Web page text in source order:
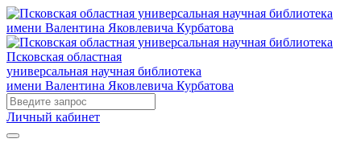
Псковская областная
универсальная научная библиотека
имени Валентина Яковлевича Курбатова
Личный кабинет